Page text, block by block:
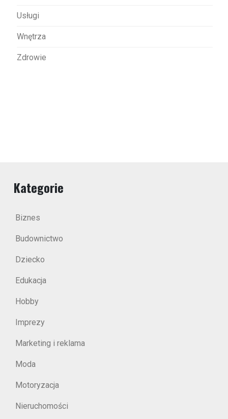
Usługi
Wnętrza
Zdrowie
Kategorie
Biznes
Budownictwo
Dziecko
Edukacja
Hobby
Imprezy
Marketing i reklama
Moda
Motoryzacja
Nieruchomości